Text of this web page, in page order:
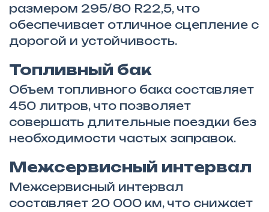
размером 295/80 R22,5, что
обеспечивает отличное сцепление с
дорогой и устойчивость.
Топливный бак
Объем топливного бака составляет
450 литров, что позволяет
совершать длительные поездки без
необходимости частых заправок.
Межсервисный интервал
Межсервисный интервал
составляет 20 000 км, что снижает